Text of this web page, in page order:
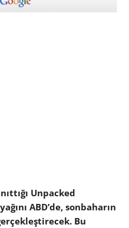
Unpacked
ABD’de, sonbaharın
Bu